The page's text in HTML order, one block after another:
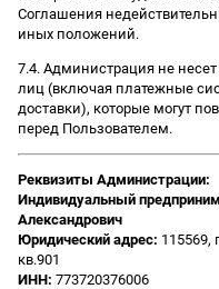
Соглашения
иных положений.
7.4. Администрация не несет
лиц (включая платежные
доставки), которые могут
перед Пользователем.
Реквизиты Администрации:
Индивидуальный
Александрович
Юридический адрес: 115569,
кв.901
ИНН: 773720376006